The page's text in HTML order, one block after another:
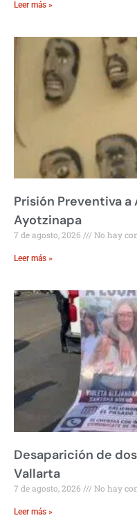
Leer más »
Prisión Preventiva
Ayotzinapa
7 de agosto, 2026 No hay
Leer más »
Desaparición de
Vallarta
7 de agosto, 2026 No hay
Leer más »